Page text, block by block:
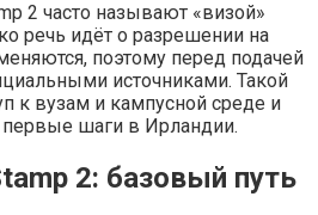
2 часто называют «визой»
речь идёт о разрешении на
поэтому перед подачей
источниками. Такой
к вузам и кампусной среде и
первые шаги в Ирландии.
2: базовый путь